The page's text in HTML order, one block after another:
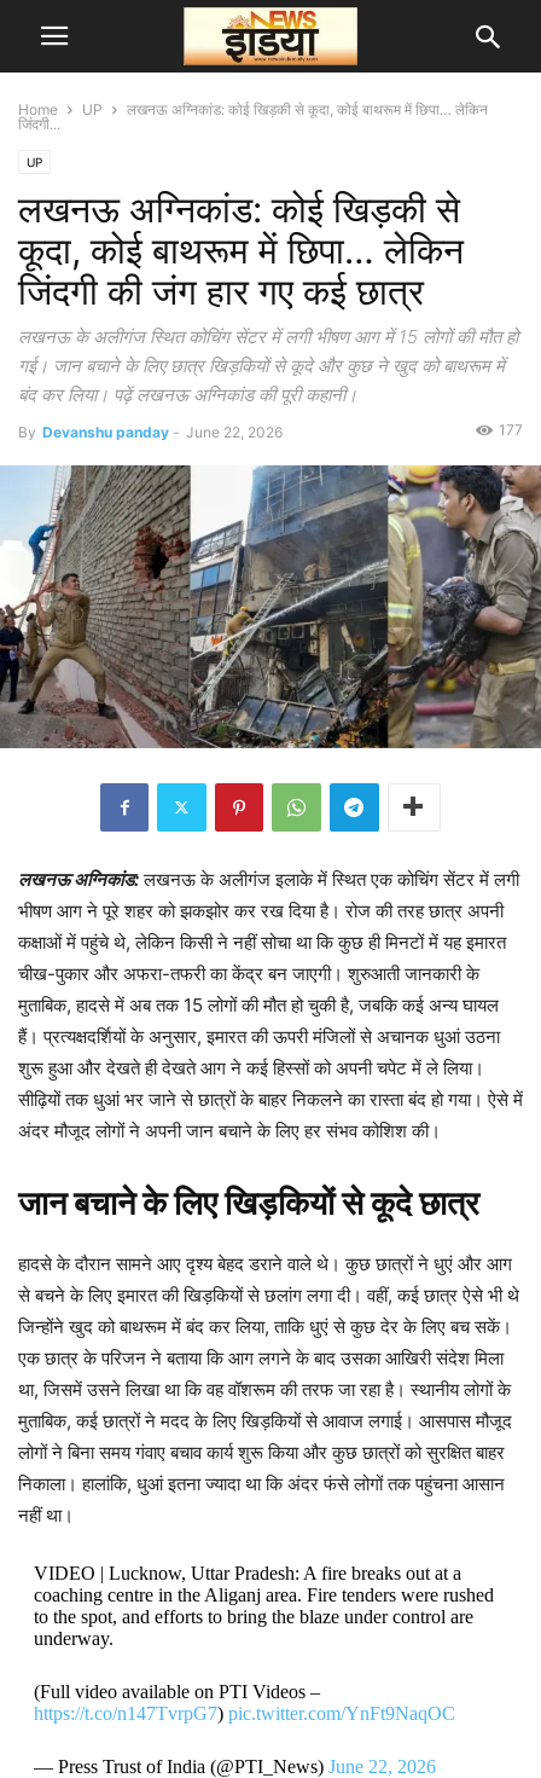
Home UP
लखनऊ अग्निकांड: कोई खिड़की से कूदा, कोई बाथरूम में छिपा… लेकिन
जिंदगी...
UP
लखनऊ अग्निकांड: कोई खिड़की से
कूदा, कोई बाथरूम में छिपा… लेकिन
जिंदगी की जंग हार गए कई छात्र
लखनऊ के अलीगंज स्थित कोचिंग सेंटर में लगी भीषण आग में 15 लोगों की मौत हो
गई। जान बचाने के लिए छात्र खिड़कियों से कूदे और कुछ ने खुद को बाथरूम में
बंद कर लिया। पढ़ें लखनऊ अग्निकांड की पूरी कहानी।
By Devanshu panday - June 22, 2026 177
लखनऊ अग्निकांड:लखनऊ के अलीगंज इलाके में स्थित एक कोचिंग सेंटर में लगी
भीषण आग ने पूरे शहर को झकझोर कर रख दिया है। रोज की तरह छात्र अपनी
कक्षाओं में पहुंचे थे, लेकिन किसी ने नहीं सोचा था कि कुछ ही मिनटों में यह इमारत
चीख-पुकार और अफरा-तफरी का केंद्र बन जाएगी। शुरुआती जानकारी के
मुताबिक, हादसे में अब तक 15 लोगों की मौत हो चुकी है, जबकि कई अन्य घायल
हैं। प्रत्यक्षदर्शियों के अनुसार, इमारत की ऊपरी मंजिलों से अचानक धुआं उठना
शुरू हुआ और देखते ही देखते आग ने कई हिस्सों को अपनी चपेट में ले लिया।
सीढ़ियों तक धुआं भर जाने से छात्रों के बाहर निकलने का रास्ता बंद हो गया। ऐसे में
अंदर मौजूद लोगों ने अपनी जान बचाने के लिए हर संभव कोशिश की।
जान बचाने के लिए खिड़कियों से कूदे छात्र
हादसे के दौरान सामने आए दृश्य बेहद डराने वाले थे। कुछ छात्रों ने धुएं और आग
से बचने के लिए इमारत की खिड़कियों से छलांग लगा दी। वहीं, कई छात्र ऐसे भी थे
जिन्होंने खुद को बाथरूम में बंद कर लिया, ताकि धुएं से कुछ देर के लिए बच सकें।
एक छात्र के परिजन ने बताया कि आग लगने के बाद उसका आखिरी संदेश मिला
था, जिसमें उसने लिखा था कि वह वॉशरूम की तरफ जा रहा है। स्थानीय लोगों के
मुताबिक, कई छात्रों ने मदद के लिए खिड़कियों से आवाज लगाई। आसपास मौजूद
लोगों ने बिना समय गंवाए बचाव कार्य शुरू किया और कुछ छात्रों को सुरक्षित बाहर
निकाला। हालांकि, धुआं इतना ज्यादा था कि अंदर फंसे लोगों तक पहुंचना आसान
नहीं था।
VIDEO | Lucknow, Uttar Pradesh: A fire breaks out at a
coaching centre in the Aliganj area. Fire tenders were rushed
to the spot, and efforts to bring the blaze under control are
underway.
(Full video available on PTI Videos –
https://t.co/n147TvrpG7) pic.twitter.com/YnFt9NaqOC
— Press Trust of India (@PTI_News) June 22, 2026